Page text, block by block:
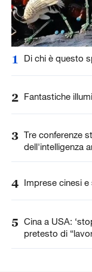
1 Di chi è questo
2 Fantastiche
3 Tre conferenze
dell'intelligenza
4 Imprese cinesi
5 Cina a USA:
pretesto di